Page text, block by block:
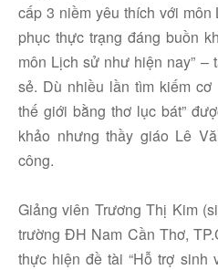
cấp 3 niềm yêu thích với
phục thực trạng đáng buồn
môn Lịch sử như hiện nay”
sẻ. Dù nhiều lần tìm kiếm
thế giới bằng thơ lục bát”
khảo nhưng thầy giáo Lê
công.
Giảng viên Trương Thị Kim
trường ĐH Nam Cần Thơ,
thực hiện đề tài “Hỗ trợ sinh